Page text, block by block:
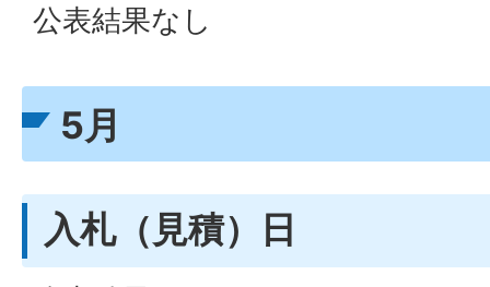
公表結果なし
5月
入札（見積）日